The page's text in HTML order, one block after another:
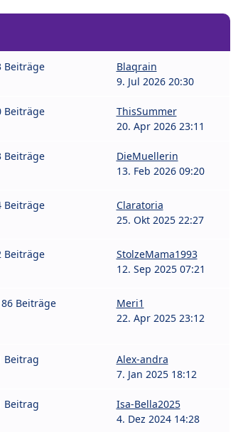
Beiträge
Blaqrain
9. Jul 2026 20:30
Beiträge
ThisSummer
20. Apr 2026 23:11
Beiträge
DieMuellerin
13. Feb 2026 09:20
Beiträge
Claratoria
25. Okt 2025 22:27
Beiträge
StolzeMama1993
12. Sep 2025 07:21
Beiträge
Meri1
22. Apr 2025 23:12
Beitrag
Alex-andra
7. Jan 2025 18:12
Beitrag
Isa-Bella2025
4. Dez 2024 14:28